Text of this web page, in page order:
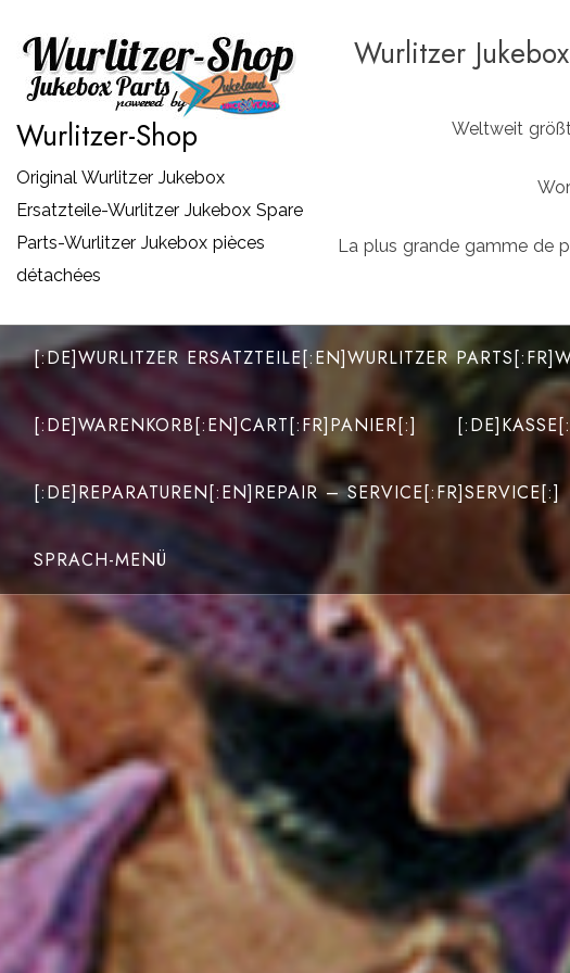
Inhalt
springen
Wurlitzer-Shop
Original Wurlitzer Jukebox
Ersatzteile-Wurlitzer Jukebox Spare
Parts-Wurlitzer Jukebox pièces
détachées
Wurlitzer
Weltweit
La plus grande gamme de
[:DE]WURLITZER ERSATZTEILE[:EN]WURLITZER
[:DE]WARENKORB[:EN]CART[:FR]PANIER[:]
[:DE]REPARATUREN[:EN]REPAIR – SERVICE[:FR]SERVICE[:]
SPRACH-MENÜ